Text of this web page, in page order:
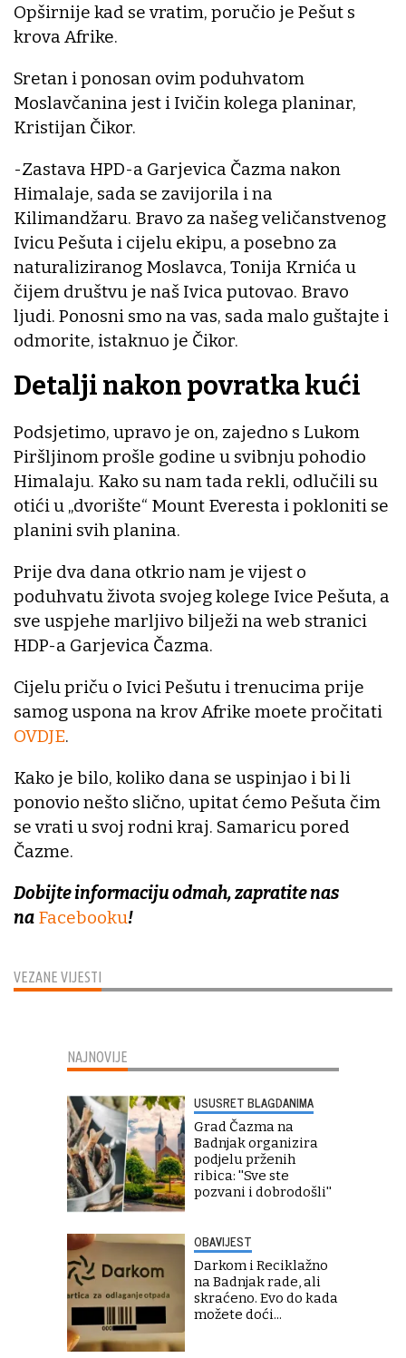
VEZANE VIJESTI
Opširnije kad se vratim, poručio je Pešut s
krova Afrike.
Sretan i ponosan ovim poduhvatom
Moslavčanina jest i Ivičin kolega planinar,
Kristijan Čikor.
-Zastava HPD-a Garjevica Čazma nakon
Himalaje, sada se zavijorila i na
Kilimandžaru. Bravo za našeg veličanstvenog
Ivicu Pešuta i cijelu ekipu, a posebno za
naturaliziranog Moslavca, Tonija Krnića u
čijem društvu je naš Ivica putovao. Bravo
ljudi. Ponosni smo na vas, sada malo guštajte i
odmorite, istaknuo je Čikor.
Detalji nakon povratka kući
Podsjetimo, upravo je on, zajedno s Lukom
Piršljinom prošle godine u svibnju pohodio
Himalaju. Kako su nam tada rekli, odlučili su
otići u „dvorište“ Mount Everesta i pokloniti se
planini svih planina.
Prije dva dana otkrio nam je vijest o
poduhvatu života svojeg kolege Ivice Pešuta, a
sve uspjehe marljivo bilježi na web stranici
HDP-a Garjevica Čazma.
Cijelu priču o Ivici Pešutu i trenucima prije
samog uspona na krov Afrike moete pročitati
OVDJE.
Kako je bilo, koliko dana se uspinjao i bi li
ponovio nešto slično, upitat ćemo Pešuta čim
se vrati u svoj rodni kraj. Samaricu pored
Čazme.
Dobijte informaciju odmah, zapratite nas
na Facebooku!
NAJNOVIJE
USUSRET BLAGDANIMA
Grad Čazma na
Badnjak organizira
podjelu prženih
ribica: ''Sve ste
pozvani i dobrodošli''
OBAVIJEST
Darkom i Reciklažno
na Badnjak rade, ali
skraćeno. Evo do kada
možete doći...